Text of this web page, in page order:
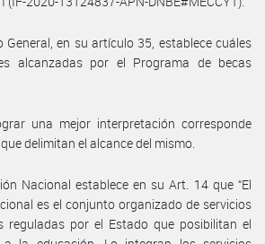
General, en su artículo 35, establece cuáles
alcanzadas por el Programa de becas
una mejor interpretación corresponde
delimitan el alcance del mismo.
Nacional establece en su Art. 14 que “El
es el conjunto organizado de servicios
reguladas por el Estado que posibilitan el